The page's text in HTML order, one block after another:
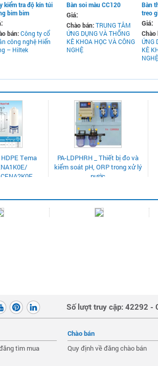
kiểm tra độ kín túi
bim bim
bán:Công ty cổ
công nghệ Hiển
– Hiltek
Bàn soi màu CC120
Giá:
Chào bán:TRUNG TÂM
ỨNG DỤNG VÀ THỐNG
KÊ KHOA HỌC VÀ CÔNG
NGHỆ
Bàn
treo
Giá:
Chào
ỨNG
KÊ
NGHỆ
_ Thiết bị đo và
ORP trong xử lý
nước
Thiết bị khử trùng nước
Chlorine dioxide CLO2 công
suất 400 gram/giờ - Hiệu
Số lượt truy cập: 42292 -
tìm mua
Chào bán
Quy định về đăng chào bán